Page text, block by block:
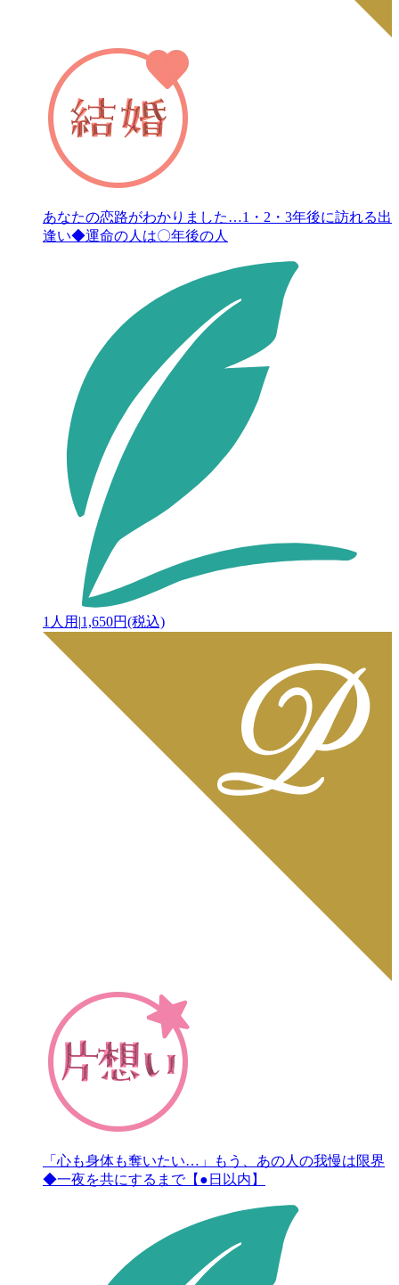
あなたの恋路がわかりました…1・2・3年後に訪れる出
逢い◆運命の人は〇年後の人
1人用 |1,650円(税込)
「心も身体も奪いたい…」もう、あの人の我慢は限界
◆一夜を共にするまで【●日以内】